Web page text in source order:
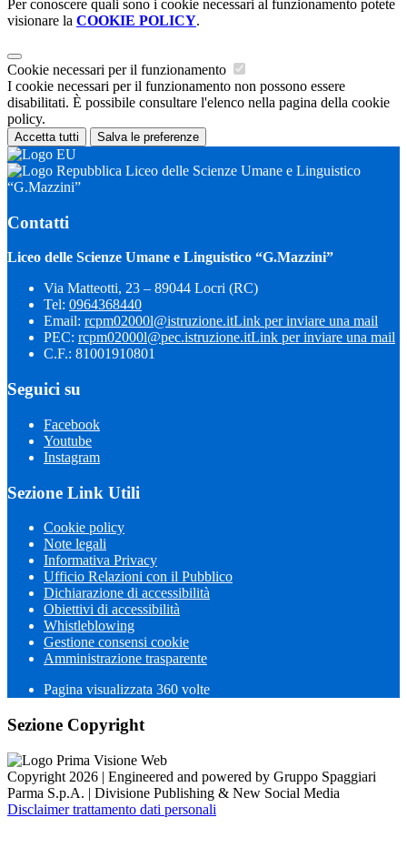
Per conoscere quali sono i cookie necessari al funzionamento potete
visionare la COOKIE POLICY.
Cookie necessari per il funzionamento
I cookie necessari per il funzionamento non possono essere
disabilitati. È possibile consultare l'elenco nella pagina della cookie
policy.
Accetta tutti Salva le preferenze
Liceo delle Scienze Umane e Linguistico
“G.Mazzini”
Contatti
Liceo delle Scienze Umane e Linguistico “G.Mazzini”
Via Matteotti, 23 – 89044 Locri (RC)
Tel: 0964368440
Email: rcpm02000l@istruzione.itLink per inviare una mail
PEC: rcpm02000l@pec.istruzione.itLink per inviare una mail
C.F.: 81001910801
Seguici su
Facebook
Youtube
Instagram
Sezione Link Utili
Cookie policy
Note legali
Informativa Privacy
Ufficio Relazioni con il Pubblico
Dichiarazione di accessibilità
Obiettivi di accessibilità
Whistleblowing
Gestione consensi cookie
Amministrazione trasparente
Pagina visualizzata 360 volte
Sezione Copyright
Copyright 2026 | Engineered and powered by Gruppo Spaggiari
Parma S.p.A. | Divisione Publishing & New Social Media
Disclaimer trattamento dati personali